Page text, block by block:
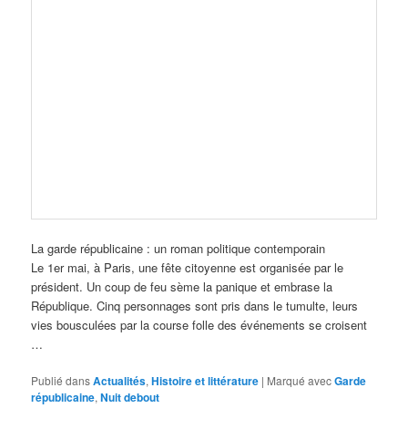
La garde républicaine : un roman politique contemporain
Le 1er mai, à Paris, une fête citoyenne est organisée par le
président. Un coup de feu sème la panique et embrase la
République. Cinq personnages sont pris dans le tumulte, leurs
vies bousculées par la course folle des événements se croisent
…
Publié dansActualités,Histoire et littérature | Marqué avecGarde
républicaine,Nuit debout